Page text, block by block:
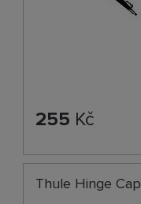
255 Kč
Thule Hinge